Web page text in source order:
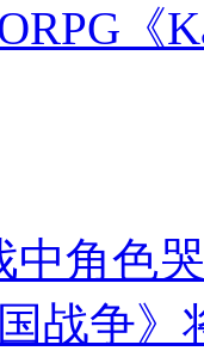
《
中角色
战争